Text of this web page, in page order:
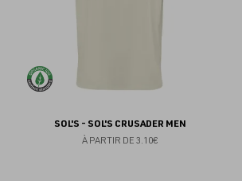
SOL'S - SOL'S CRUSADER MEN
À PARTIR DE 3.10€